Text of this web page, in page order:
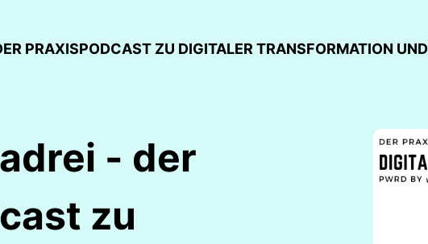
- der
zu